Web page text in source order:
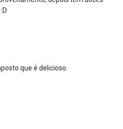
que é delicioso.